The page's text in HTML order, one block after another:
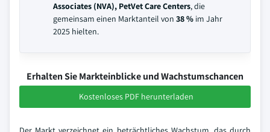
Associates (NVA), PetVet Care Centers, die
gemeinsam einen Marktanteil von 38 % im Jahr
2025 hielten.
Erhalten Sie Markteinblicke und Wachstumschancen
Kostenloses PDF herunterladen